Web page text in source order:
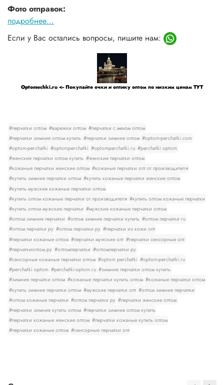
Фото отправок:
подробнее...
Если у Вас остались вопросы, пишите нам:
Optomochki.ru <-- Покупайте очки и оптику оптом по низким ценам ТУТ
#перчатки оптом #варежки оптом #перчатки с мехом оптом
#перчатки зимние оптом купить #перчатки зимние оптом #optom-perchatki.com
#optom-perchatki #optomperchatki #optomperchatki.ru #perchatki optom
#женские перчатки оптом купить #женские перчатки оптом
#кожаные перчатки женские оптом #кожаные перчатки опт от производителя
#купить зимние перчатки оптом #купить кожаные перчатки женские оптом
#купить мужские кожаные перчатки оптом
#купить оптом кожаные перчатки от производителя #купить оптом кожаные перчатки
#купить оптом мужские перчатки #мужские кожаные перчатки оптом
#оптом зимние перчатки #оптом зимние перчатки купить #оптом перчатки ru
#оптом перчатки ру #оптом перчатки.ру #перчатки из кожи опт
#перчатки кожаные оптом #перчатки мужские опт #перчатки сенсорные опт
#перчаткиоптом.ру #оптомперчатки #оптомперчатки ру
#сенсорные кожаные перчатки оптом #optom perchatki #optom-perchatki.ru
#perchatki optom #perchatki-optom.ru #зимние перчатки оптом купить
#зимние перчатки оптом #кожаные перчатки купить оптом #кожаные перчатки оптом
#купить зимние перчатки оптом #мужские перчатки опт #оптом зимние перчатки
#оптом кожаные перчатки #оптом перчатки ру #перчатки женские оптом
#перчатки зимние купить оптом #перчатки зимние оптом купить
#перчатки кожаные женские оптом #перчатки кожаные купить оптом
#перчатки кожаные оптом #сенсорные перчатки опт